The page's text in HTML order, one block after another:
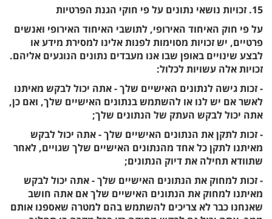
15. זכויות נושאי נתונים על פי חוקי הגנת הפרטיות
על פי חוק האיחוד האירופי, לתושבי האיחוד האירופי ואנשים
פרטיים, יש זכויות מסוימות לפנות אלינו למסירת מידע או
לבצע שינויים באופן שבו אנו מעבדים נתונים הנוגעים אליהם.
זכויות אלה עשויות לכלול:
- זכות גישה לנתונים האישיים שלך - אתה יכול לבקש מאיתנו
לאשר אם יש לנו או להשתמש בנתונים האישיים שלך, ואם כן,
אתה יכול לבקש העתק של הנתונים שלך;
- זכות לתקן את הנתונים האישיים שלך - אתה יכול לבקש
מאיתנו לתקן כל אחד מהנתונים האישיים שלך שגויים, לאחר
שתוודא תחילה את דיוק הנתונים;
- זכות למחוק את הנתונים האישיים שלך - אתה יכול לבקש
מאיתנו למחוק את הנתונים האישיים שלך אם אתה חושב
שאנחנו כבר לא צריכים להשתמש בהם למטרה שאספנו אותם